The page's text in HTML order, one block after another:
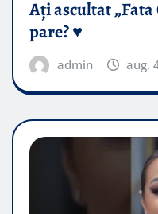
Ați ascultat „Fata
pare? ♥️
admin aug.